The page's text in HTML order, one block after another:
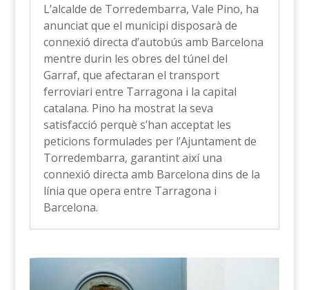
L’alcalde de Torredembarra, Vale Pino, ha
anunciat que el municipi disposarà de
connexió directa d’autobús amb Barcelona
mentre durin les obres del túnel del
Garraf, que afectaran el transport
ferroviari entre Tarragona i la capital
catalana. Pino ha mostrat la seva
satisfacció perquè s’han acceptat les
peticions formulades per l’Ajuntament de
Torredembarra, garantint així una
connexió directa amb Barcelona dins de la
línia que opera entre Tarragona i
Barcelona.